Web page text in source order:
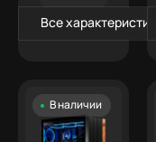
Все характеристики
В наличии